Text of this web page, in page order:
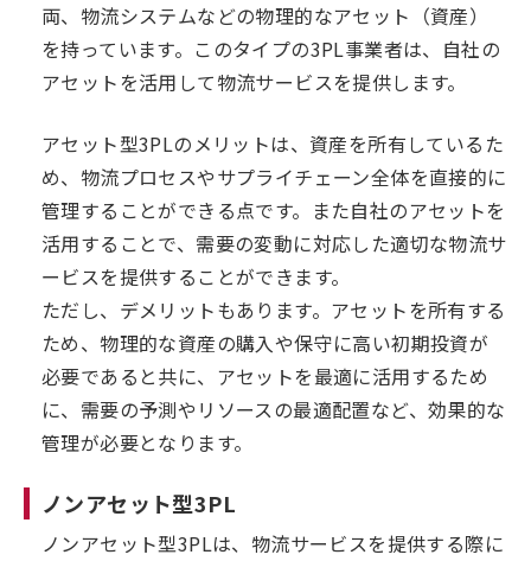
両、物流システムなどの物理的なアセット（資産）
を持っています。このタイプの3PL事業者は、自社の
アセットを活用して物流サービスを提供します。
アセット型3PLのメリットは、資産を所有しているた
め、物流プロセスやサプライチェーン全体を直接的に
管理することができる点です。また自社のアセットを
活用することで、需要の変動に対応した適切な物流サ
ービスを提供することができます。
ただし、デメリットもあります。アセットを所有する
ため、物理的な資産の購入や保守に高い初期投資が
必要であると共に、アセットを最適に活用するため
に、需要の予測やリソースの最適配置など、効果的な
管理が必要となります。
ノンアセット型3PL
ノンアセット型3PLは、物流サービスを提供する際に